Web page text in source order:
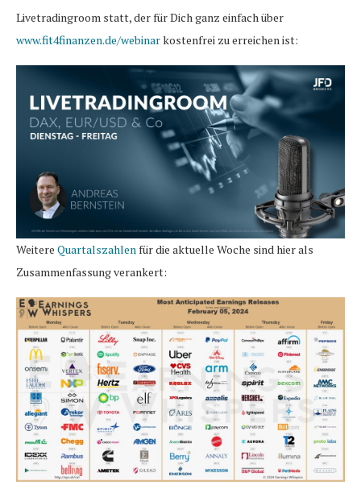
Livetradingroom statt, der für Dich ganz einfach über
www.fit4finanzen.de/webinarkostenfrei zu erreichen ist:
Weitere Quartalszahlen für die aktuelle Woche sind hier als
Zusammenfassung verankert: